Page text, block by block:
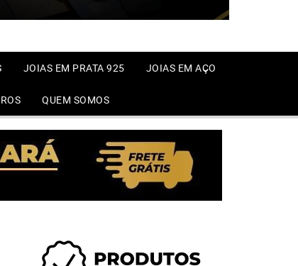
JOIAS EM PRATA 925 JOIAS EM AÇO
QUEM SOMOS